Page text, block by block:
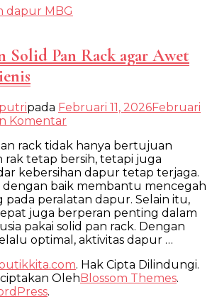
Solid Pan Rack agar Awet
pada Februari 11, 2026Februari
Komentar
Perawatan
Solid
Pan
Rack
agar
Awet
dan
Tetap
rack tidak hanya bertujuan
rak tetap bersih, tetapi juga
kebersihan dapur tetap terjaga.
dengan baik membantu mencegah
pada peralatan dapur. Selain itu,
juga berperan penting dalam
pakai solid pan rack. Dengan
optimal, aktivitas dapur …
. Hak Cipta Dilindungi.
OlehBlossom Themes.
.